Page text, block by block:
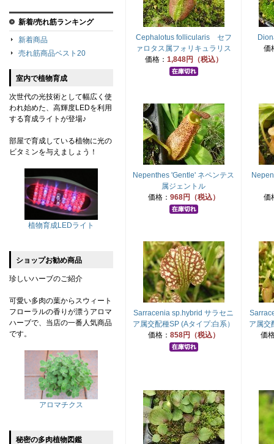
Cephalotus follicularis セフ
ァロタス属フォリキュラリス
価格： 1,848円（税込）
価
Nepenthes 'Gentle' ネペンテス
属ジェントル
価格： 968円（税込） 価
Sarracenia sp.hybrid サラセニ
ア属交配種SP (Aタイプ:白系）
価格： 858円（税込）
ア属交
価
新着/売れ筋ランキング
新着商品
売れ筋商品ベスト20
室内で植物育成
次世代の光技術として幅広く使
われ始めた、高輝度LEDを利用
する育成ライトが登場♪
部屋で育成している植物に光の
ビタミンを与えましょう！
植物育成LEDライト
ショップお勧め商品
珍しいハーブのご紹介
可愛い多肉の葉からスウィート
フローラルの香りが漂うアロマ
ハーブで、当店の一番人気商品
です。
アロマチクス
秘密の多肉植物図鑑